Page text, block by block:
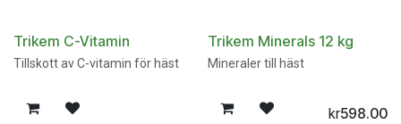
Trikem C-Vitamin
Tillskott av C-vitamin för häst
Trikem Minerals 12 kg
Mineraler till häst
kr598.00